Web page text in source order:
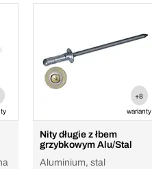
+8
warianty
Nity długie z łbem
grzybkowym Alu/Stal
Aluminium, stal